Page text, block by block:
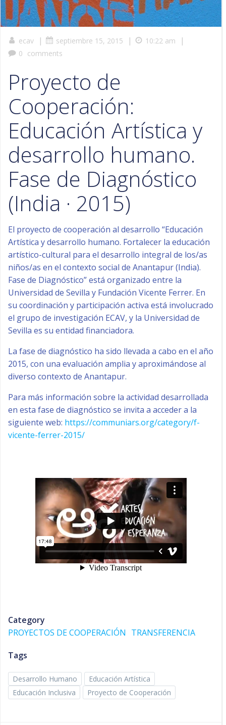
ecav | septiembre 15, 2015 | 10:22 am |
0 comments
Proyecto de
Cooperación:
Educación Artística y
desarrollo humano.
Fase de Diagnóstico
(India · 2015)
El proyecto de cooperación al desarrollo “Educación
Artística y desarrollo humano. Fortalecer la educación
artístico-cultural para el desarrollo integral de los/as
niños/as en el contexto social de Anantapur (India).
Fase de Diagnóstico” está organizado entre la
Universidad de Sevilla y Fundación Vicente Ferrer. En
su coordinación y participación activa está involucrado
el grupo de investigación ECAV, y la Universidad de
Sevilla es su entidad financiadora.
La fase de diagnóstico ha sido llevada a cabo en el año
2015, con una evaluación amplia y aproximándose al
diverso contexto de Anantapur.
Para más información sobre la actividad desarrollada
en esta fase de diagnóstico se invita a acceder a la
siguiente web: https://communiars.org/category/f-
vicente-ferrer-2015/
Category
PROYECTOS DE COOPERACIÓN TRANSFERENCIA
Tags
Desarrollo Humano
Educación Artística
Educación Inclusiva
Proyecto de Cooperación